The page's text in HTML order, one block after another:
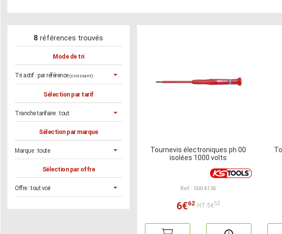
8 références trouvés
Mode de tri
Tri actif : par référence (croissant)
Sélection par tarif
Tranche tarifaire :tout
Sélection par marque
Marque :toute
Sélection par offre
Offre :tout voir
Tournevis électroniques ph 00
isolées 1000 volts
Ref : 500.6136
6€62 HT:5€52